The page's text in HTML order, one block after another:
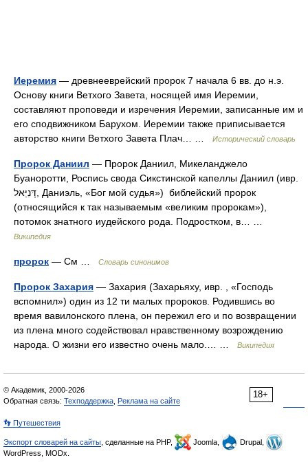
Иеремия — древнееврейский пророк 7 начала 6 вв. до н.э.
Основу книги Ветхого Завета, носящей имя Иеремии,
составляют проповеди и изречения Иеремии, записанные им и
его сподвижником Барухом. Иеремии также приписывается
авторство книги Ветхого Завета Плач… …
Исторический словарь
Пророк Даниил — Пророк Даниил, Микеланджело
Буаноротти, Роспись свода Сикстинской капеллы Даниил (ивр.
דָּנִיֵּאל‎, Даниэль, «Бог мой судья») библейский пророк
(относящийся к так называемым «великим пророкам»),
потомок знатного иудейского рода. Подростком, в… …
Википедия
пророк — См … Словарь синонимов
Пророк Захария — Захария (Захарьяху, ивр. ‎, «Господь
вспомнил») один из 12 ти малых пророков. Родившись во
время вавилонского плена, он пережил его и по возвращении
из плена много содействовал нравственному возрождению
народа. О жизни его известно очень мало.… …
Википедия
18+
© Академик, 2000-2026
Обратная связь: Техподдержка Реклама на сайте
👣 Путешествия
Экспорт словарей на сайты , сделанные на PHP, Joomla,
Drupal,
WordPress, MODx.